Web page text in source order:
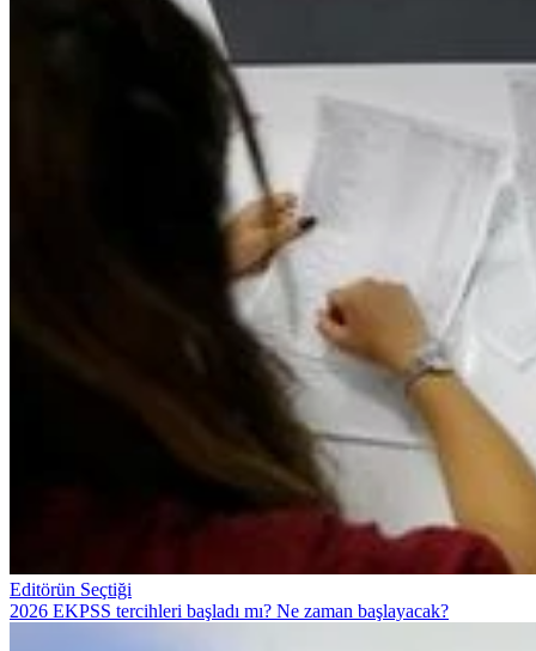
Editörün Seçtiği
2026 EKPSS tercihleri başladı mı? Ne zaman başlayacak?